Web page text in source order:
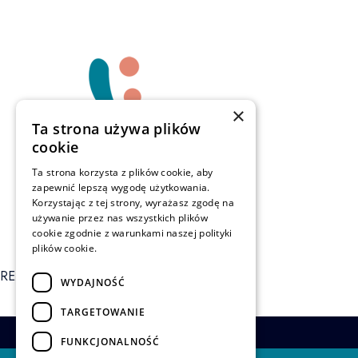
REZERWUJ
×
Ta strona używa plików
cookie
Ta strona korzysta z plików cookie, aby
zapewnić lepszą wygodę użytkowania.
Korzystając z tej strony, wyrażasz zgodę na
używanie przez nas wszystkich plików
cookie zgodnie z warunkami naszej polityki
plików cookie.
WYDAJNOŚĆ
TARGETOWANIE
FUNKCJONALNOŚĆ